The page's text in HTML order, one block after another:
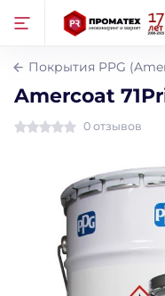
Покрытия PPG
Amercoat
0 отзывов